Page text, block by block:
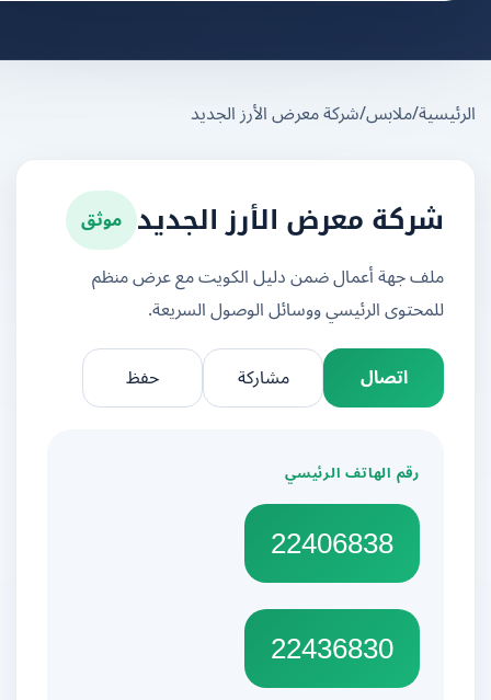
/ملابس/شركة معرض الأرز الجديد
شركة معرض الأرز الجديد موثق
ملف جهة أعمال ضمن دليل الكويت مع عرض منظم
للمحتوى الرئيسي ووسائل الوصول السريعة.
اتصال
مشاركة
رقم الهاتف الرئيسي
22406838
22436830